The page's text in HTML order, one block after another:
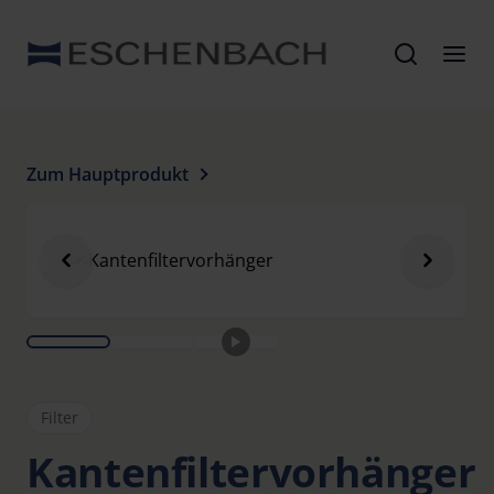
Zum Hauptprodukt
Filter
Kantenfiltervorhänger